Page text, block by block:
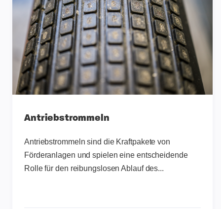
Antriebstrommeln
Antriebstrommeln sind die Kraftpakete von
Förderanlagen und spielen eine entscheidende
Rolle für den reibungslosen Ablauf des...